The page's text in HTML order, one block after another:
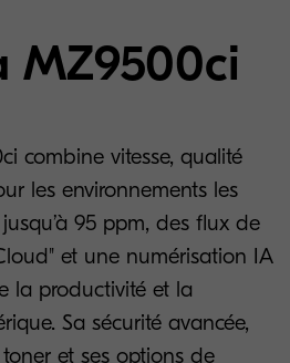
MZ9500ci
combine vitesse, qualité
les environnements les
95 ppm, des flux de
et une numérisation IA
la productivité et la
Sa sécurité avancée,
et ses options de